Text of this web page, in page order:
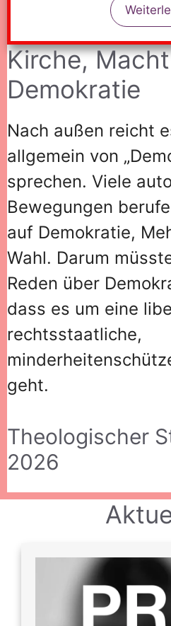
Kirche,
Demokratie
Nach außen reicht
allgemein von
sprechen. Viele
Bewegungen
auf Demokratie,
Wahl. Darum
Reden über
dass es um eine
rechtsstaatliche,
geht.
Theologischer
2026